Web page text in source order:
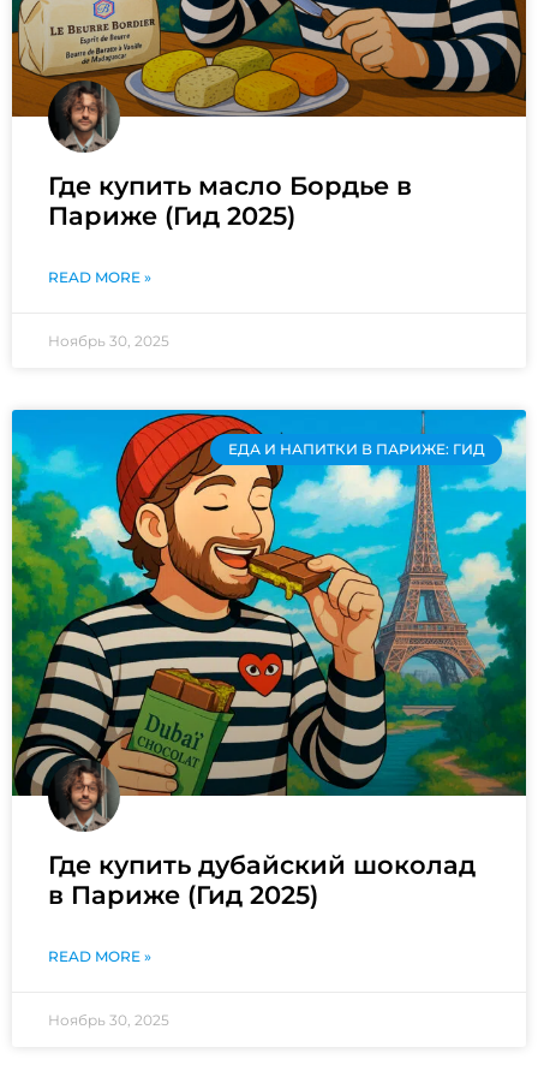
Где купить масло Бордье в
Париже (Гид 2025)
READ MORE »
Ноябрь 30, 2025
ЕДА И НАПИТКИ В ПАРИЖЕ: ГИД
Где купить дубайский шоколад
в Париже (Гид 2025)
READ MORE »
Ноябрь 30, 2025